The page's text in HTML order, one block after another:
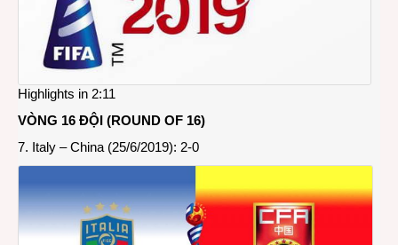
Highlights in 2:11
VÒNG 16 ĐỘI (ROUND OF 16)
7. Italy – China (25/6/2019): 2-0